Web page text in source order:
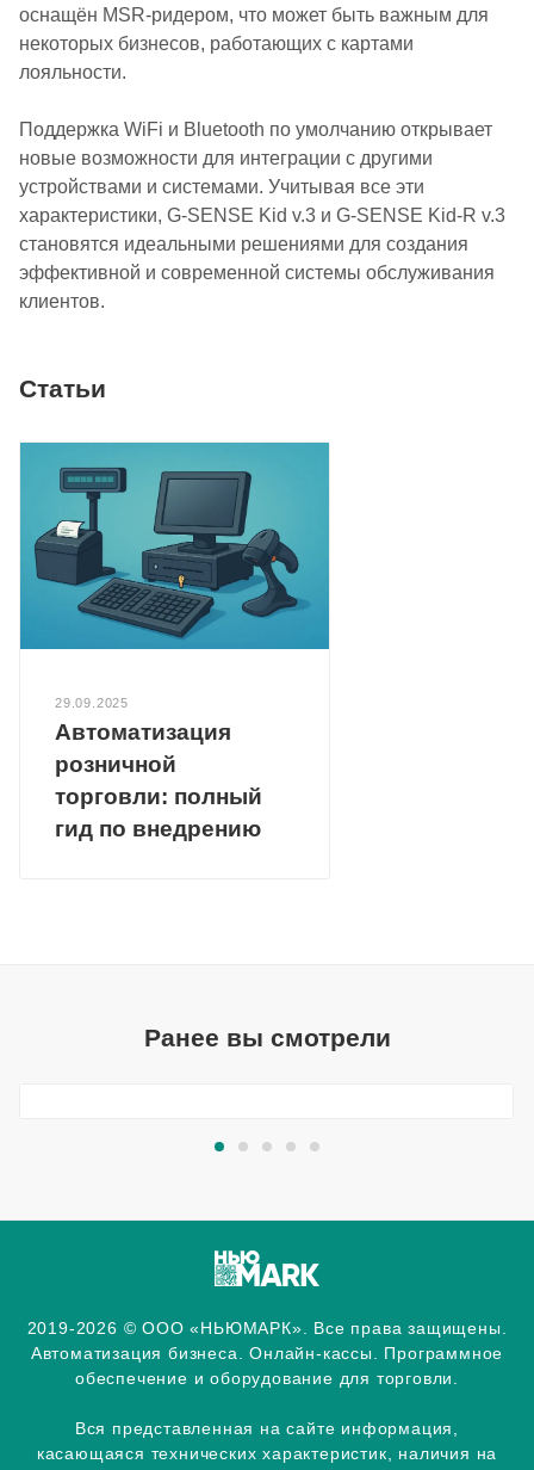
оснащён MSR-ридером, что может быть важным для
некоторых бизнесов, работающих с картами
лояльности.
Поддержка WiFi и Bluetooth по умолчанию открывает
новые возможности для интеграции с другими
устройствами и системами. Учитывая все эти
характеристики, G-SENSE Kid v.3 и G-SENSE Kid-R v.3
становятся идеальными решениями для создания
эффективной и современной системы обслуживания
клиентов.
Статьи
29.09.2025
Автоматизация
розничной
торговли: полный
гид по внедрению
Ранее вы смотрели
2019-2026 © ООО «НЬЮМАРК». Все права защищены.
Автоматизация бизнеса. Онлайн-кассы. Программное
обеспечение и оборудование для торговли.
Вся представленная на сайте информация,
касающаяся технических характеристик, наличия на